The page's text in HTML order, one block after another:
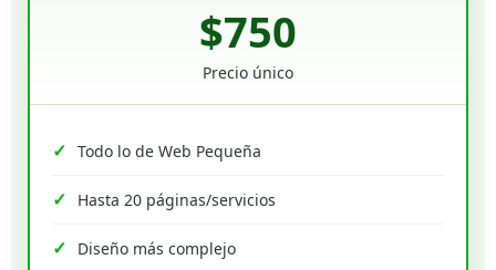
$750
Precio único
Todo lo de Web Pequeña
Hasta 20 páginas/servicios
Diseño más complejo